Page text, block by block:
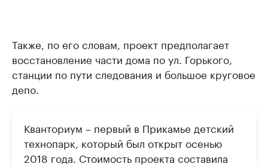
Также, по его словам, проект предполагает
восстановление части дома по ул. Горького,
станции по пути следования и большое круговое
депо.
Кванториум – первый в Прикамье детский
технопарк, который был открыт осенью
2018 года. Стоимость проекта составила